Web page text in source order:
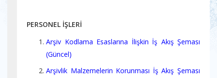
PERSONEL İŞLERİ
Arşiv Kodlama Esaslarına İlişkin İş Akış Şeması
(Güncel)
Arşivlik Malzemelerin Korunması İş Akış Şeması